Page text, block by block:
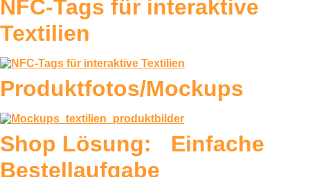
NFC-Tags für interaktive
Textilien
Produktfotos/Mockups
Shop Lösung: Einfache
Bestellaufgabe